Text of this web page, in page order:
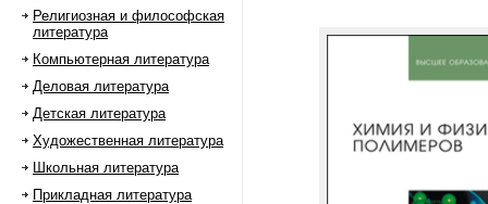
Религиозная и философская
литература
Компьютерная литература
Деловая литература
Детская литература
Художественная литература
Школьная литература
Прикладная литература